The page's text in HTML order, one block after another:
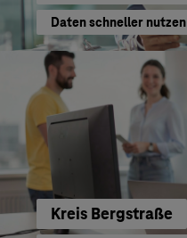
Daten schneller nutzen
Kreis Bergstraße